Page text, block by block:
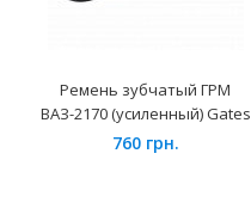
Ремень зубчатый ГРМ
ВАЗ-2170 (усиленный) Gates
760 грн.